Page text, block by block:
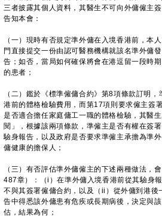
三者披露其個人資料，其醫生不可向外傭僱主
告知本會：
（一）現時有否規定準外傭在入境香港前，本
門直接提交一份由認可醫務機構就該名準外傭
告；如否，當局如何確保將會在港逗留一段時
的患者；
（二）鑑於《標準僱傭合約》第8項條款訂明
港前的體格檢驗費用，而第17項則要求僱主簽
是否適合擔任家庭傭工一職的體格檢驗，其醫
閱」，根據該兩項條款，準僱主是否有權在簽
驗身報告，以及政府是否要求準僱主承擔為準
傭健康的擔保人；
（三）有否評估準外傭僱主的下述兩種做法，
487章）：（i）在準外傭入境香港前從其驗身
不與其簽署僱傭合約，以及（ii）從外傭到港後
告中得悉該外傭患有危疾或長期病後，決定與
估，結果為何；